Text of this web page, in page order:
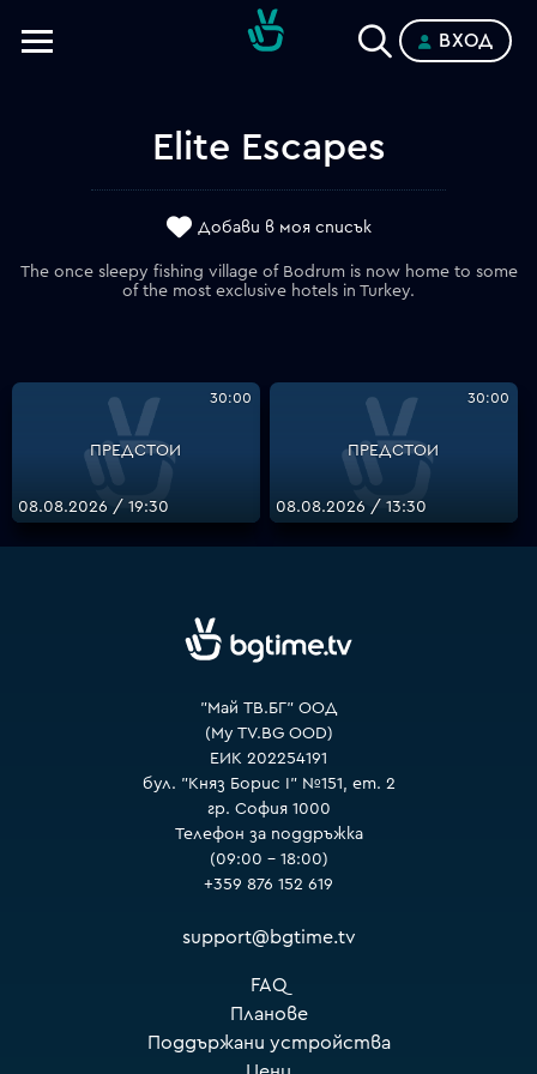
ВХОД
Elite Escapes
Добави в моя списък
The once sleepy fishing village of Bodrum is now home to some
of the most exclusive hotels in Turkey.
ПРЕДСТОИ
30:00
08.08.2026 / 19:30
ПРЕДСТОИ
30:00
08.08.2026 / 13:30
"Май ТВ.БГ" ООД
(My TV.BG OOD)
ЕИК 202254191
бул. "Княз Борис I" №151, ет. 2
гр. София 1000
Телефон за поддръжка
(09:00 – 18:00)
+359 876 152 619
support@bgtime.tv
FAQ
Планове
Поддържани устройства